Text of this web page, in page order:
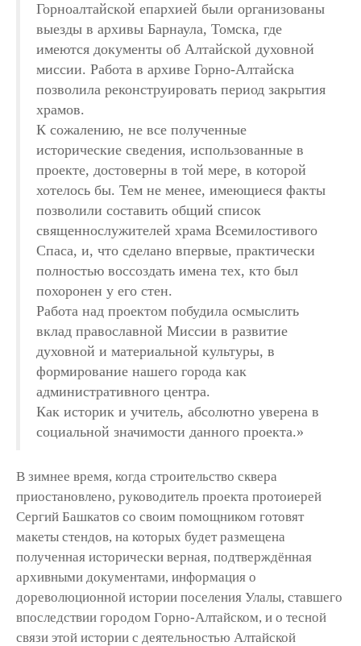
Горноалтайской епархией были организованы
выезды в архивы Барнаула, Томска, где
имеются документы об Алтайской духовной
миссии. Работа в архиве Горно-Алтайска
позволила реконструировать период закрытия
храмов.
К сожалению, не все полученные
исторические сведения, использованные в
проекте, достоверны в той мере, в которой
хотелось бы. Тем не менее, имеющиеся факты
позволили составить общий список
священнослужителей храма Всемилостивого
Спаса, и, что сделано впервые, практически
полностью воссоздать имена тех, кто был
похоронен у его стен.
Работа над проектом побудила осмыслить
вклад православной Миссии в развитие
духовной и материальной культуры, в
формирование нашего города как
административного центра.
Как историк и учитель, абсолютно уверена в
социальной значимости данного проекта.»
В зимнее время, когда строительство сквера
приостановлено, руководитель проекта протоиерей
Сергий Башкатов со своим помощником готовят
макеты стендов, на которых будет размещена
полученная исторически верная, подтверждённая
архивными документами, информация о
дореволюционной истории поселения Улалы, ставшего
впоследствии городом Горно-Алтайском, и о тесной
связи этой истории с деятельностью Алтайской